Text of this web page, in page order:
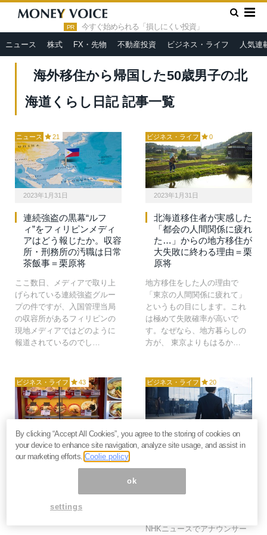
PR 今すぐ始められる「損しにくい投資」
ニュース 株式 FX・先物 不動産投資 ビジネス・ライフ 人気連
HOME » 海外移住から帰国した50歳男子の北海道くらし日記
海外移住から帰国した50歳男子の北
海道くらし日記 記事一覧
ニュース 21
2023年1月31日
連続強盗の黒幕“ルフ
ィ”をフィリピンメディ
アはどう報じたか。収容
所・刑務所の汚職は日常
茶飯事＝栗原将
ここ数日、メディアで取り上
げられている連続強盗グルー
プの件ですが、入国管理当局
の収容所があるフィリピンの
現地メディアではどのように
報道されているのでし…
ビジネス・ライフ 0
2023年1月31日
北海道移住者が実感した
「都会の人間関係に疲れ
た…」からの地方移住が
大失敗に終わる理由＝栗
原将
地方移住をした人の理由で
「東京の人間関係に疲れて」
というもの目にします。これ
は極めて失敗確率が高いで
す。なぜなら、地方暮らしの
方が、 東京よりもはるか…
ビジネス・ライフ 43
2023年1月20日
「ラーメンは庶民の食べ
ービスでもあるまいし自
由に価格を決めるべき＝
ビジネス・ライフ 20
2022年12月21日
生活は楽にならない＝栗
NHKニュースでアナウンサー
By clicking “Accept All Cookies”, you agree to the storing of cookies on
your device to enhance site navigation, analyze site usage, and assist in
our marketing efforts.Coolie policy
ok
settings